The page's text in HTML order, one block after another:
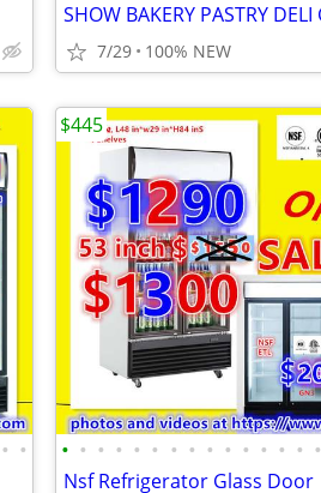
7/29 100% NEW
• • • • • • • • • • • • • • • • •
Nsf Refrigerator Glass Door
$445